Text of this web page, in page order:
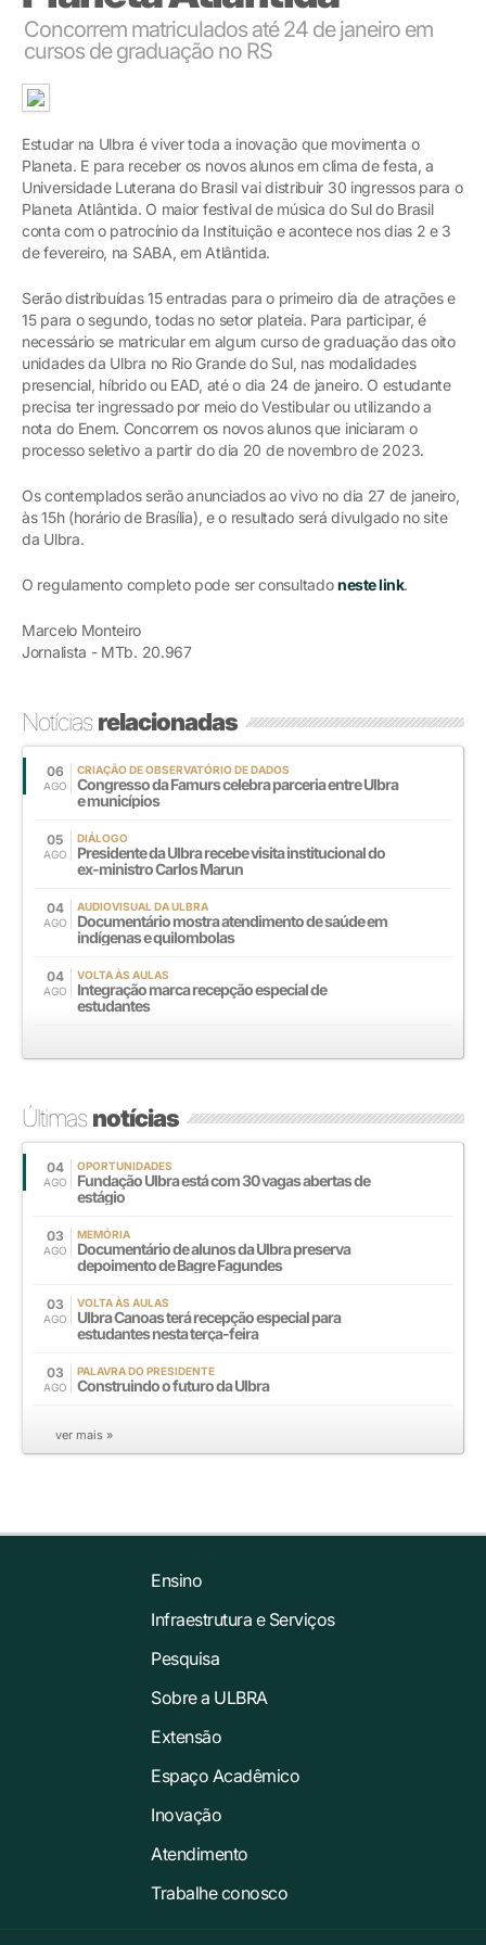
Concorrem matriculados até 24 de janeiro em
cursos de graduação no RS
Estudar na Ulbra é viver toda a inovação que movimenta o
Planeta. E para receber os novos alunos em clima de festa, a
Universidade Luterana do Brasil vai distribuir 30 ingressos para o
Planeta Atlântida. O maior festival de música do Sul do Brasil
conta com o patrocínio da Instituição e acontece nos dias 2 e 3
de fevereiro, na SABA, em Atlântida.
Serão distribuídas 15 entradas para o primeiro dia de atrações e
15 para o segundo, todas no setor plateia. Para participar, é
necessário se matricular em algum curso de graduação das oito
unidades da Ulbra no Rio Grande do Sul, nas modalidades
presencial, híbrido ou EAD, até o dia 24 de janeiro. O estudante
precisa ter ingressado por meio do Vestibular ou utilizando a
nota do Enem. Concorrem os novos alunos que iniciaram o
processo seletivo a partir do dia 20 de novembro de 2023.
Os contemplados serão anunciados ao vivo no dia 27 de janeiro,
às 15h (horário de Brasília), e o resultado será divulgado no site
da Ulbra.
O regulamento completo pode ser consultadoneste link.
Marcelo Monteiro
Jornalista - MTb. 20.967
Notíciasrelacionadas
06
AGO
CRIAÇÃO DE OBSERVATÓRIO DE DADOS
Congresso da Famurs celebra parceria entre Ulbra
e municípios
05
AGO
DIÁLOGO
Presidente da Ulbra recebe visita institucional do
ex-ministro Carlos Marun
04
AGO
AUDIOVISUAL DA ULBRA
Documentário mostra atendimento de saúde em
indígenas e quilombolas
04
AGO
VOLTA ÀS AULAS
Integração marca recepção especial de
estudantes
Últimasnotícias
04
AGO
OPORTUNIDADES
Fundação Ulbra está com 30 vagas abertas de
estágio
03
AGO
MEMÓRIA
Documentário de alunos da Ulbra preserva
depoimento de Bagre Fagundes
03
AGO
VOLTA ÀS AULAS
Ulbra Canoas terá recepção especial para
estudantes nesta terça-feira
03
AGO
PALAVRA DO PRESIDENTE
Construindo o futuro da Ulbra
ver mais »
Ensino
Infraestrutura e Serviços
Pesquisa
Sobre a ULBRA
Extensão
Espaço Acadêmico
Inovação
Atendimento
Trabalhe conosco